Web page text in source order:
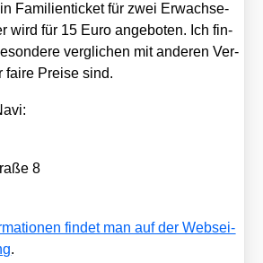
Fami­li­en­ti­cket für zwei Erwach­se­
wird für 15 Euro ange­bo­ten. Ich fin­
ver­gli­chen mit ande­ren Ver­
fai­re Prei­se sind.
8
fin­det man auf der Web­sei­
.